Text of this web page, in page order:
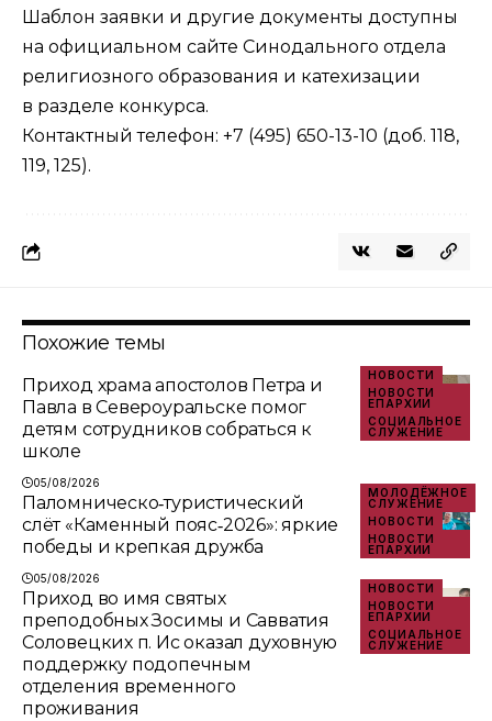
Шаблон заявки и другие документы доступны
на официальном сайте Синодального отдела
религиозного образования и катехизации
в разделе конкурса.
Контактный телефон: +7 (495) 650-13-10 (доб. 118,
119, 125).
Похожие темы
НОВОСТИ
НОВОСТИ
ЕПАРХИИ
СОЦИАЛЬНОЕ
СЛУЖЕНИЕ
Приход храма апостолов Петра и
Павла в Североуральске помог
детям сотрудников собраться к
школе
05/08/2026
МОЛОДЁЖНОЕ
СЛУЖЕНИЕ
НОВОСТИ
НОВОСТИ
ЕПАРХИИ
Паломническо‑туристический
слёт «Каменный пояс‑2026»: яркие
победы и крепкая дружба
05/08/2026
НОВОСТИ
НОВОСТИ
ЕПАРХИИ
СОЦИАЛЬНОЕ
СЛУЖЕНИЕ
Приход во имя святых
преподобных Зосимы и Савватия
Соловецких п. Ис оказал духовную
поддержку подопечным
отделения временного
проживания